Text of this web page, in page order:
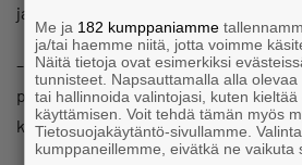
ja Peter Fredmanin mukaan erittäin
– Keittiöammattilaiset ovat
palvelussa on saatavilla. Myös
kiinnostuneita tästä.
Me ja 182 kumppaniamme
ja/tai haemme niitä, jotta voimme
Näitä tietoja ovat esimerkiksi
tunnisteet. Napsauttamalla alla
tai hallinnoida valintojasi, kuten
käyttämisen. Voit tehdä tämän myös
Tietosuojakäytäntö-sivullamme.
kumppaneillemme, eivätkä ne vaikuta